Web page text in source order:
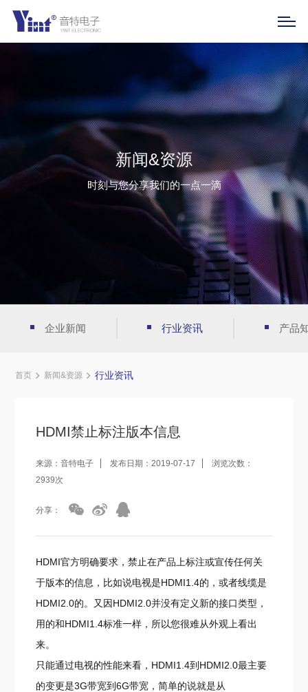
新闻&资源
时刻与您分享我们的一点一滴
企业新闻 行业资讯 产品
首页 新闻&资源 行业资讯
HDMI禁止标注版本信息
来源：音特电子 发布日期：2019-07-17
浏览次数：
2939次
分享：
HDMI官方明确要求，禁止在产品上标注或宣传任何关
于版本的信息，比如说电视是HDMI1.4的，或者线缆是
HDMI2.0的。又因HDMI2.0并没有定义新的接口类型，
用的和HDMI1.4标准一样，所以您很难从外观上看出
来。
只能通过电视的性能来看，HDMI1.4到HDMI2.0最主要
的变更是3G带宽到6G带宽，简单的说就是从